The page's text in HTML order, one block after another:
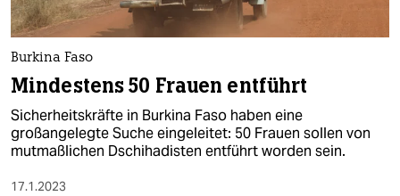
Burkina Faso
Mindestens 50 Frauen entführt
Sicherheitskräfte in Burkina Faso haben eine
großangelegte Suche eingeleitet: 50 Frauen sollen von
mutmaßlichen Dschihadisten entführt worden sein.
17.1.2023